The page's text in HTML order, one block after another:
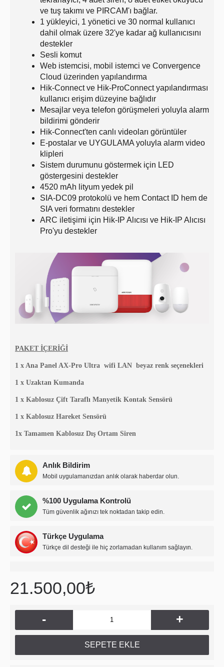
ve tuş takımı ve PIRCAM'ı bağlar.
1 yükleyici, 1 yönetici ve 30 normal kullanıcı
dahil olmak üzere 32'ye kadar ağ kullanıcısını
destekler
Sesli komut
Web istemcisi, mobil istemci ve Convergence
Cloud üzerinden yapılandırma
Hik-Connect ve Hik-ProConnect yapılandırması
kullanıcı erişim düzeyine bağlıdır
Mesajlar veya telefon görüşmeleri yoluyla alarm
bildirimi gönderir
Hik-Connect'ten canlı videoları görüntüler
E-postalar ve UYGULAMA yoluyla alarm video
klipleri
Sistem durumunu göstermek için LED
göstergesini destekler
4520 mAh lityum yedek pil
SIA-DC09 protokolü ve hem Contact ID hem de
SIA veri formatını destekler
ARC iletişimi için Hik-IP Alıcısı ve Hik-IP Alıcısı
Pro'yu destekler
PAKET İÇERİĞİ
1 x Ana Panel AX-Pro Ultra wifi LAN beyaz renk seçenekleri
1 x Uzaktan Kumanda
1 x Kablosuz Çift Taraflı Manyetik Kontak Sensörü
1 x Kablosuz Hareket Sensörü
1x Tamamen Kablosuz Dış Ortam Siren
Anlık Bildirim
Mobil uygulamanızdan anlık olarak haberdar olun.
%100 Uygulama Kontrolü
Tüm güvenlik ağınızı tek noktadan takip edin.
Türkçe Uygulama
Türkçe dil desteği ile hiç zorlamadan kullanım sağlayın.
21.500,00₺
- +
SEPETE EKLE